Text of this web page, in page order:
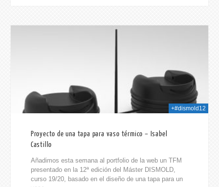
+#dismold12
Proyecto de una tapa para vaso térmico – Isabel
Castillo
Añadimos esta semana al portfolio de la web un TFM
presentado en la 12ª edición del Máster DISMOLD,
curso 19/20, basado en el diseño de una tapa para un